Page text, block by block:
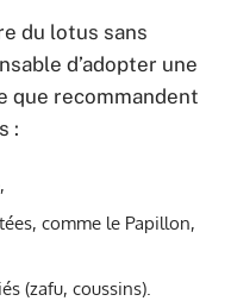
du lotus sans
d’adopter une
que recommandent
:
comme le Papillon,
(zafu, coussins).